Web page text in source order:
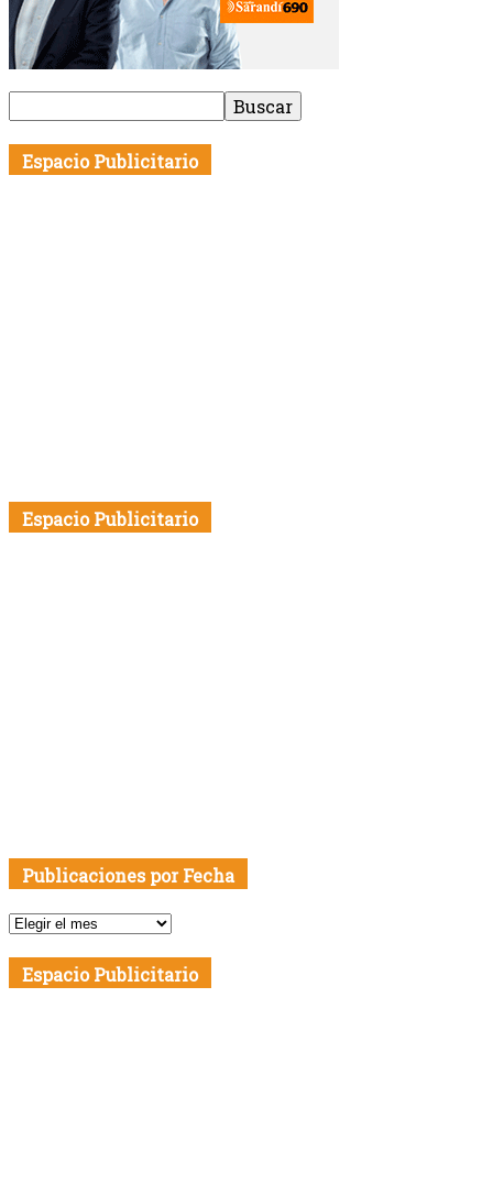
Espacio Publicitario
Espacio Publicitario
Publicaciones por Fecha
Publicaciones
Fecha
Espacio Publicitario